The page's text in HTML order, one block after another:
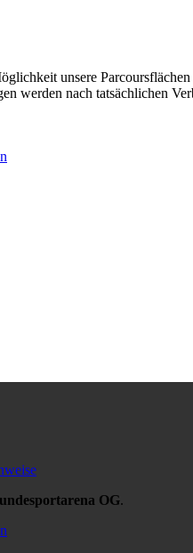
unsere
werden nach tatsächlichen
OG.